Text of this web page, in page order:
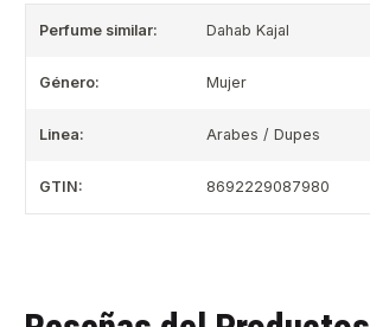
Perfume similar: Dahab Kajal
Género: Mujer
Linea: Arabes / Dupes
GTIN: 8692229087980